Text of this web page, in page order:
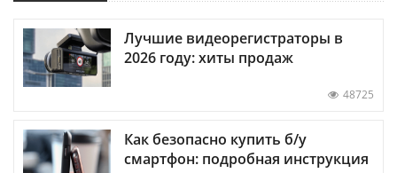
Лучшие видеорегистраторы в
2026 году: хиты продаж
48725
Как безопасно купить б/у
смартфон: подробная инструкция